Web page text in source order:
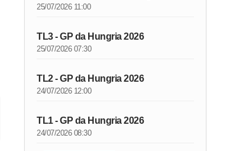
25/07/2026 11:00
TL3 - GP da Hungria 2026
25/07/2026 07:30
TL2 - GP da Hungria 2026
24/07/2026 12:00
TL1 - GP da Hungria 2026
24/07/2026 08:30